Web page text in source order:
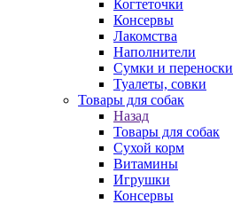
Когтеточки
Консервы
Лакомства
Наполнители
Сумки и переноски
Туалеты, совки
Товары для собак
Назад
Товары для собак
Cухой корм
Витамины
Игрушки
Консервы